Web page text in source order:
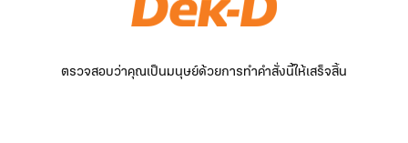
ตรวจสอบว่าคุณเป็นมนุษย์ด้วยการทำคำสั่งนี้ให้เสร็จสิ้น